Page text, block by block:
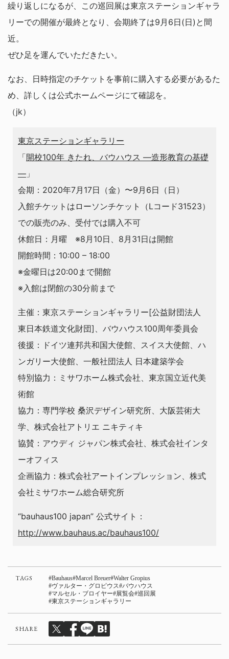
繰り返しになるが、この巡回展は東京ステーションギャラ
リーでの開催が最終となり、会期終了は9月6日(日)と間
近。
ぜひ足を運んでいただきたい。
なお、日時指定のチケットを事前に購入する必要があるた
め、詳しくは公式ホームページにて確認を。
（jk）
東京ステーションギャラリー
「開校100年 きたれ、バウハウス ―造形教育の基礎
― 」
会期：2020年7月17日（金）〜9月6日（日）
入館チケットはローソンチケット（Lコード31523）
での販売のみ、受付では購入不可
休館日：月曜 ※8月10日、8月31日は開館
開館時間：10:00 – 18:00
※金曜日は20:00まで開館
※入館は閉館の30分前まで
主催：東京ステーションギャラリー[公益財団法人
東日本鉄道文化財団]、バウハウス100周年委員会
後援：ドイツ連邦共和国大使館、スイス大使館、ハ
ンガリー大使館、一般社団法人 日本建築学会
特別協力：ミサワホーム株式会社、東京国立近代美
術館
協力：専門学校 桑沢デザイン研究所、大阪芸術大
学、株式会社アトリエ ニキティキ
協賛：アウディ ジャパン株式会社、株式会社インタ
ーオフィス
企画協力：株式会社アートインプレッション、株式
会社ミサワホーム総合研究所
“bauhaus100 japan” 公式サイト：
http://www.bauhaus.ac/bauhaus100/
TAGS Bauhaus Marcel Breuer Walter Gropius
ヴァルター・グロピウス バウハウス
マルセル・ブロイヤー 展覧会 巡回展
東京ステーションギャラリー
SHARE